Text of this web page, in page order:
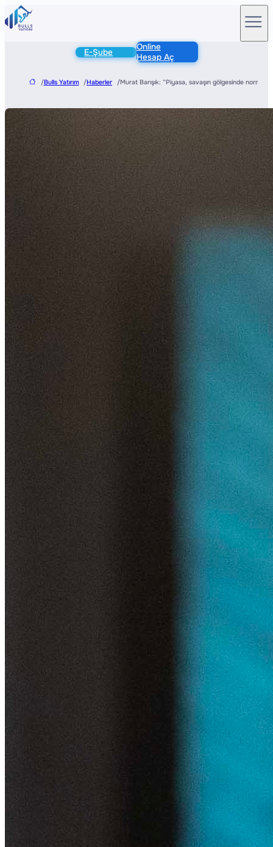
E-Şube
Online
Hesap Aç
/Bulls Yatırım /Haberler /Murat Barışık: “Piyasa, savaşın gölgesinde